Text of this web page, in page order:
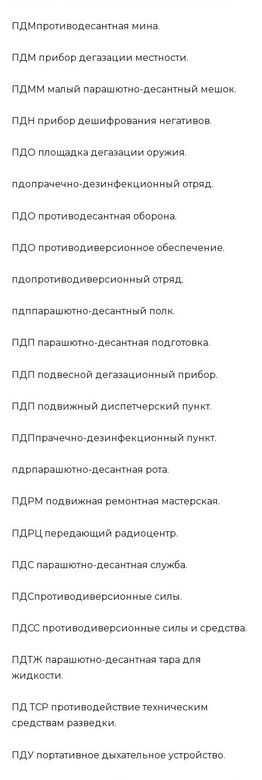
ПДМпротиводесантная мина.
ПДМ прибор дегазации местности.
ПДММ малый парашютно-десантный мешок.
ПДН прибор дешифрования негативов.
ПДО площадка дегазации оружия.
пдопрачечно-дезинфекционный отряд.
ПДО противодесантная оборона.
ПДО противодиверсионное обеспечение.
пдопротиводиверсионный отряд.
пдппарашютно-десантный полк.
ПДП парашютно-десантная подготовка.
ПДП подвесной дегазационный прибор.
ПДП подвижный диспетчерский пункт.
ПДПпрачечно-дезинфекционный пункт.
пдрпарашютно-десантная рота.
ПДРМ подвижная ремонтная мастерская.
ПДРЦ передающий радиоцентр.
ПДС парашютно-десантная служба.
ПДСпротиводиверсионные силы.
ПДСС противодиверсионные силы и средства.
ПДТЖ парашютно-десантная тара для
жидкости.
ПД ТСР противодействие техническим
средствам разведки.
ПДУ портативное дыхательное устройство.